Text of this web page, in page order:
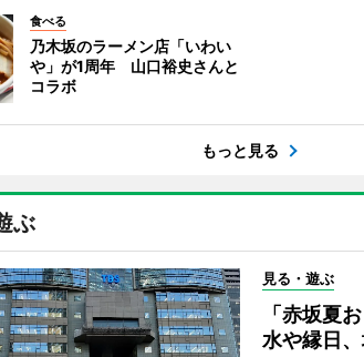
食べる
乃木坂のラーメン店「いわい
や」が1周年 山口裕史さんと
コラボ
もっと見る
ぶ
見る・遊ぶ
「赤坂夏
水や縁日